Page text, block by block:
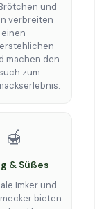
und
verbreiten
einen
machen den
zum
🍯
& Süßes
Imker und
bieten